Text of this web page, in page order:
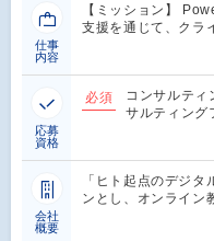
仕事
内容
【ミッション】
支援を通じて、クラ
応募
資格
必須
コンサルティ
サルティング
会社
概要
「ヒト起点のデジ
ンとし、オンライン